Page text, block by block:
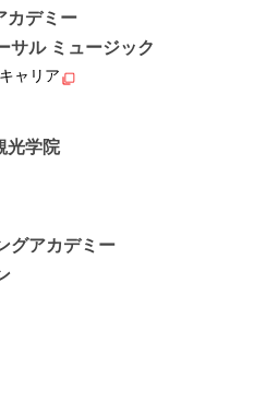
カデミー
サル ミュージック
ャリア
光学院
グアカデミー